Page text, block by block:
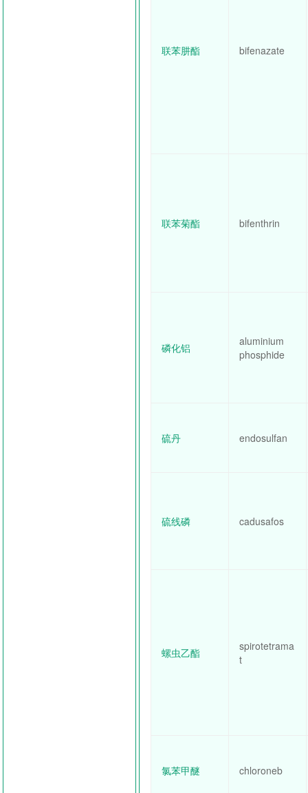
联苯肼酯 bifenazate
联苯菊酯 bifenthrin
磷化铝
aluminium
phosphide
硫丹 endosulfan
硫线磷 cadusafos
螺虫乙酯
spirotetrama
t
氯苯甲醚 chloroneb